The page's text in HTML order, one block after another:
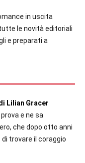
in uscita
le novità editoriali
e preparati a
Lilian Gracer
e ne sa
che dopo otto anni
trovare il coraggio